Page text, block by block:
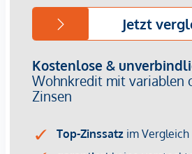
Raumhohe und
lichtdurchflutete Räume
Außenliegender Sonnenschutz
Kassettenmarkisen, Screens
(je bauphysikalischer Vorgabe)
Ausgewählte